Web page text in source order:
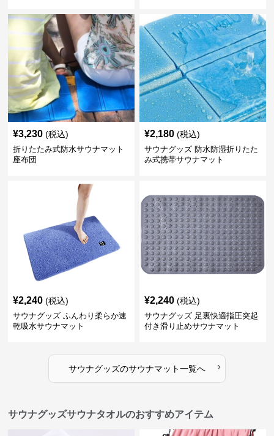
¥3,230 (税込)
折りたたみ式防水サウナマット
座布団
¥2,180 (税込)
サウナグッズ 防水防湿折りたた
み式携帯サウナマット
¥2,240 (税込)
サウナグッズ ふんわり柔らか速
乾吸水サウナマット
¥2,240 (税込)
サウナグッズ 足裏快適指圧突起
付き滑り止めサウナマット
サウナグッズのサウナマット一覧へ ›
サウナグッズサウナタオルのおすすめアイテム